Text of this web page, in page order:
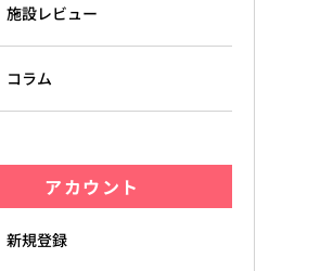
施設レビュー
コラム
アカウント
新規登録